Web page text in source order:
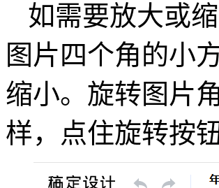
如需要放大或
图片四个角的小
缩小。旋转图片
样，点住旋转按